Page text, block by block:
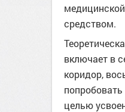
средством.
включает в
коридор,
целью